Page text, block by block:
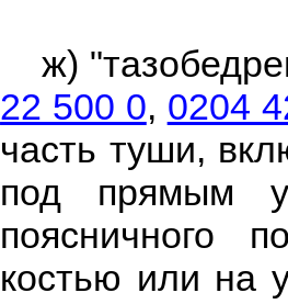
ж)
22 500 0, 0204
часть туши,
под прямым
поясничного
костью или на